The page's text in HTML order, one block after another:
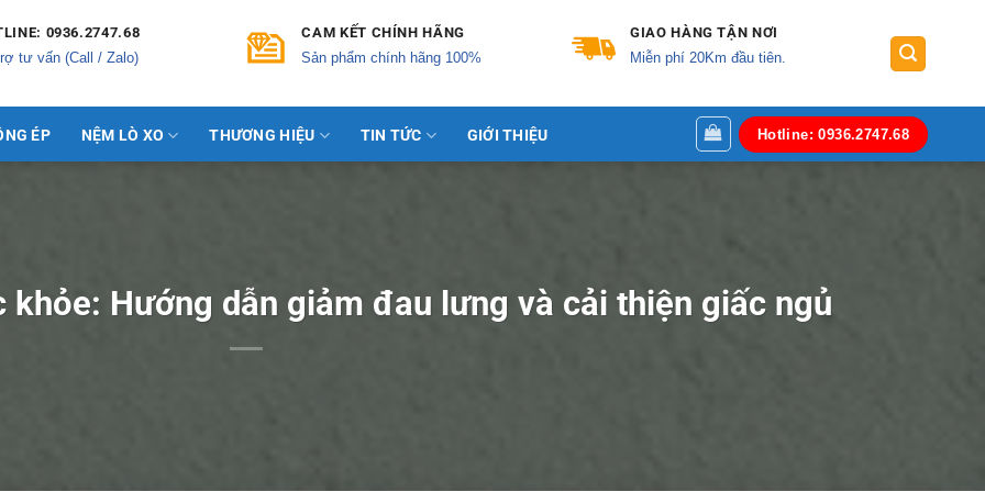
0936.2747.68
tư vấn (Call / Zalo)
CAM KẾT CHÍNH HÃNG
Sản phẩm chính hãng 100%
GIAO HÀNG TẬN NƠI
Miễn phí 20Km đầu tiên.
ÉP NỆM LÒ XO THƯƠNG HIỆU TIN TỨC GIỚI THIỆU Hotline: 0936.2747.68
Hướng dẫn giảm đau lưng và cải thiện giấc ngủ